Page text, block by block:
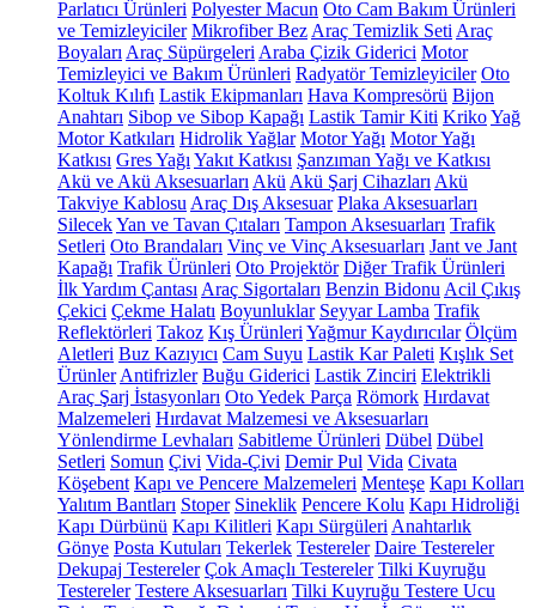
Parlatıcı Ürünleri Polyester Macun Oto Cam Bakım Ürünleri
ve Temizleyiciler Mikrofiber Bez Araç Temizlik Seti Araç
Boyaları Araç Süpürgeleri Araba Çizik Giderici Motor
Temizleyici ve Bakım Ürünleri Radyatör Temizleyiciler Oto
Koltuk Kılıfı Lastik Ekipmanları Hava Kompresörü Bijon
Anahtarı Sibop ve Sibop Kapağı Lastik Tamir Kiti KrikoYağ
Motor Katkıları Hidrolik Yağlar Motor Yağı Motor Yağı
Katkısı Gres Yağı Yakıt Katkısı Şanzıman Yağı ve Katkısı
Akü ve Akü Aksesuarları Akü Akü Şarj Cihazları Akü
Takviye Kablosu Araç Dış Aksesuar Plaka Aksesuarları
SilecekYan ve Tavan Çıtaları Tampon Aksesuarları Trafik
Setleri Oto Brandaları Vinç ve Vinç Aksesuarları Jant ve Jant
Kapağı Trafik Ürünleri Oto Projektör Diğer Trafik Ürünleri
İlk Yardım Çantası Araç Sigortaları Benzin Bidonu Acil Çıkış
Çekici Çekme Halatı Boyunluklar Seyyar Lamba Trafik
Reflektörleri Takoz Kış Ürünleri Yağmur Kaydırıcılar Ölçüm
Aletleri Buz Kazıyıcı Cam Suyu Lastik Kar Paleti Kışlık Set
Ürünler Antifrizler Buğu Giderici Lastik Zinciri Elektrikli
Araç Şarj İstasyonları Oto Yedek Parça Römork Hırdavat
Malzemeleri Hırdavat Malzemesi ve Aksesuarları
Yönlendirme Levhaları Sabitleme Ürünleri Dübel Dübel
Setleri Somun Çivi Vida-Çivi Demir Pul Vida Civata
Köşebent Kapı ve Pencere Malzemeleri Menteşe Kapı Kolları
Yalıtım Bantları Stoper Sineklik Pencere Kolu Kapı Hidroliği
Kapı Dürbünü Kapı Kilitleri Kapı Sürgüleri Anahtarlık
Gönye Posta Kutuları Tekerlek Testereler Daire Testereler
Dekupaj Testereler Çok Amaçlı Testereler Tilki Kuyruğu
Testereler Testere Aksesuarları Tilki Kuyruğu Testere Ucu